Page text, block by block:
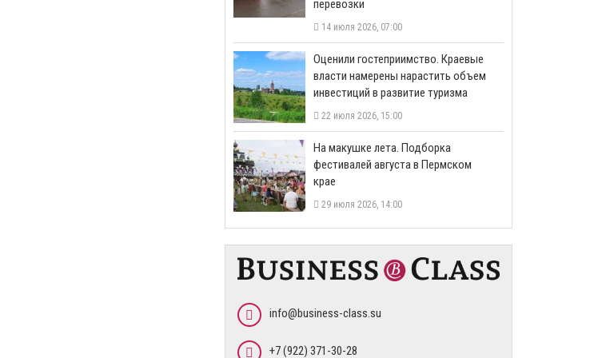
перевозки
14 июля 2026, 07:00
Оценили гостеприимство. Краевые
власти намерены нарастить объем
инвестиций в развитие туризма
22 июля 2026, 15:00
На макушке лета. Подборка
фестивалей августа в Пермском
крае
29 июля 2026, 14:00
info@business-class.su
+7 (922) 371-30-28